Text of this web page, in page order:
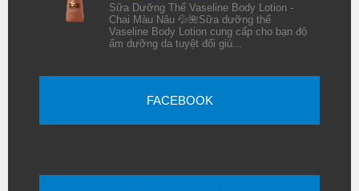
Sữa Dưỡng Thể Vaseline Body Lotion -
Chai Màu Nâu 💦🌺Sữa dưỡng thể
Vaseline Body Lotion cung cấp cho bạn độ
ẩm dưỡng da tuyệt đối giú...
FACEBOOK